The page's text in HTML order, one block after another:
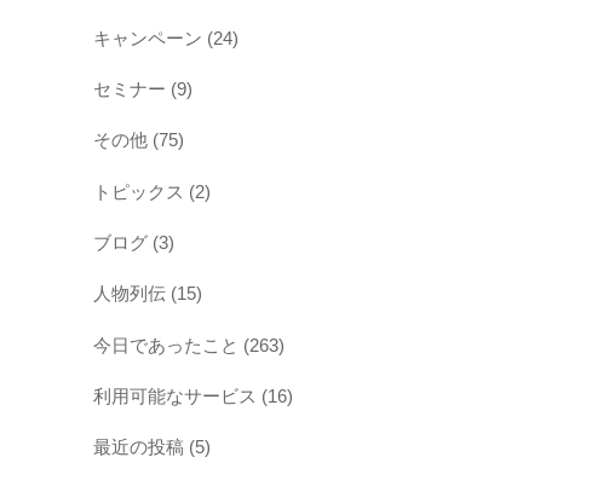
キャンペーン (24)
セミナー (9)
その他 (75)
トピックス (2)
ブログ (3)
人物列伝 (15)
今日であったこと (263)
利用可能なサービス (16)
最近の投稿 (5)